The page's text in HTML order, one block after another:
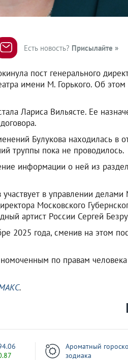
Есть новость? Присылайте »
пост генерального
имени М. Горького. Об
Лариса Вильясте. Ее
Булукова находилась в
труппы пока не проводилось.
информации о ней из
в управлении
Московского
артист России Сергей
2025 года, сменив на этом
по правам
.
Ароматный
зодиака